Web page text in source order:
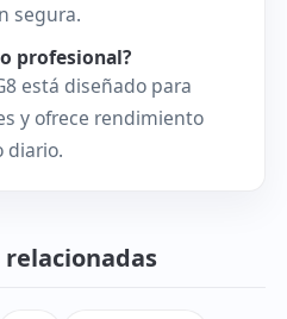
segura.
profesional?
está diseñado para
y ofrece rendimiento
diario.